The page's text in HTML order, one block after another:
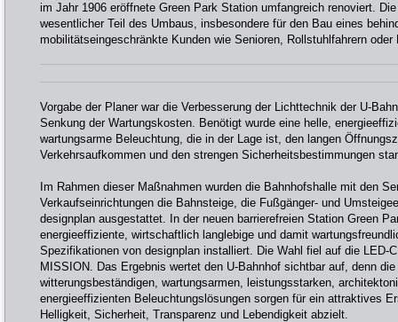
im Jahr 1906 eröffnete Green Park Station umfangreich renoviert.
wesentlicher Teil des Umbaus, insbesondere für den Bau eines
mobilitätseingeschränkte Kunden wie Senioren, Rollstuhlfahrern
Vorgabe der Planer war die Verbesserung der Lichttechnik der U-
Senkung der Wartungskosten. Benötigt wurde eine helle,
wartungsarme Beleuchtung, die in der Lage ist, den langen
Verkehrsaufkommen und den strengen Sicherheitsbestimmungen
Im Rahmen dieser Maßnahmen wurden die Bahnhofshalle mit den
Verkaufseinrichtungen die Bahnsteige, die Fußgänger- und
designplan ausgestattet. In der neuen barrierefreien Station Green
energieeffiziente, wirtschaftlich langlebige und damit
Spezifikationen von designplan installiert. Die Wahl fiel auf die LED-
MISSION. Das Ergebnis wertet den U-Bahnhof sichtbar auf, denn
witterungsbeständigen, wartungsarmen, leistungsstarken,
energieeffizienten Beleuchtungslösungen sorgen für ein attraktives
Helligkeit, Sicherheit, Transparenz und Lebendigkeit abzielt.